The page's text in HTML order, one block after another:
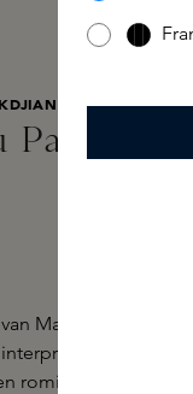
Maison Francis
een
romige wolk van